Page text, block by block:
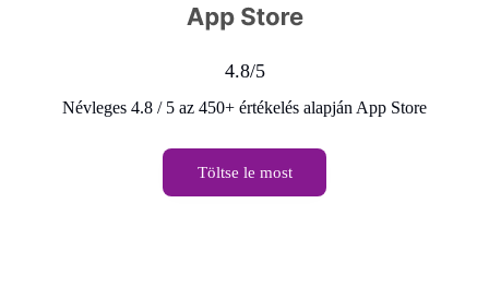
4.8/5
Névleges 4.8 / 5 az 450+ értékelés alapján App Store
Töltse le most